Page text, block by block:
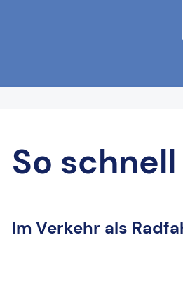
So
Im Verkehr als